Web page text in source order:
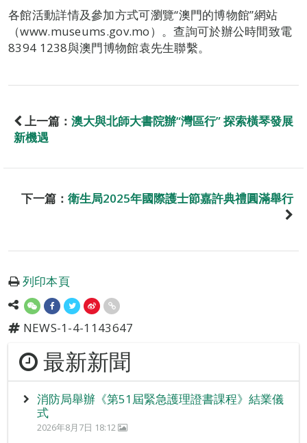
各館活動詳情及參加方式可瀏覽“澳門的博物館”網站
（www.museums.gov.mo）。查詢可於辦公時間致電
8394 1238與澳門博物館袁先生聯繫。
上一篇： 澳大與北師大書院辦“灣區行” 探索橫琴發展
新機遇
下一篇： 衛生局2025年國際護士節嘉許典禮圓滿舉行
列印本頁
NEWS-1-4-1143647
最新新聞
消防局舉辦《第51屆緊急護理證書課程》結業儀
式
2026年8月7日 18:12